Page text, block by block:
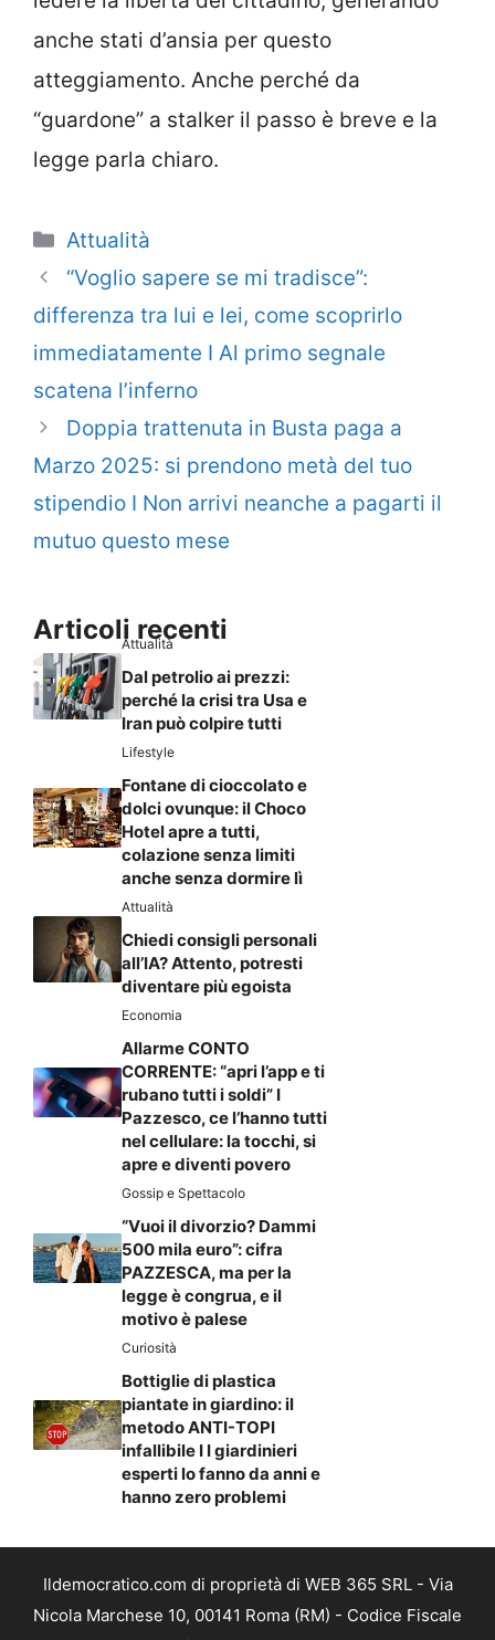
anche stati d’ansia per questo
atteggiamento. Anche perché da
“guardone” a stalker il passo è breve e la
legge parla chiaro.
Categorie
Attualità
“Voglio sapere se mi tradisce”:
differenza tra lui e lei, come scoprirlo
immediatamente I Al primo segnale
scatena l’inferno
Doppia trattenuta in Busta paga a
Marzo 2025: si prendono metà del tuo
stipendio I Non arrivi neanche a pagarti il
mutuo questo mese
Articoli recenti
Attualità
Dal petrolio ai prezzi:
perché la crisi tra Usa e
Iran può colpire tutti
Lifestyle
Fontane di cioccolato e
dolci ovunque: il Choco
Hotel apre a tutti,
colazione senza limiti
anche senza dormire lì
Attualità
Chiedi consigli personali
all’IA? Attento, potresti
diventare più egoista
Economia
Allarme CONTO
CORRENTE: “apri l’app e ti
rubano tutti i soldi” I
Pazzesco, ce l’hanno tutti
nel cellulare: la tocchi, si
apre e diventi povero
Gossip e Spettacolo
“Vuoi il divorzio? Dammi
500 mila euro”: cifra
PAZZESCA, ma per la
legge è congrua, e il
motivo è palese
Curiosità
Bottiglie di plastica
piantate in giardino: il
metodo ANTI-TOPI
infallibile I I giardinieri
esperti lo fanno da anni e
hanno zero problemi
Ildemocratico.com di proprietà di WEB 365 SRL - Via
Nicola Marchese 10, 00141 Roma (RM) - Codice Fiscale